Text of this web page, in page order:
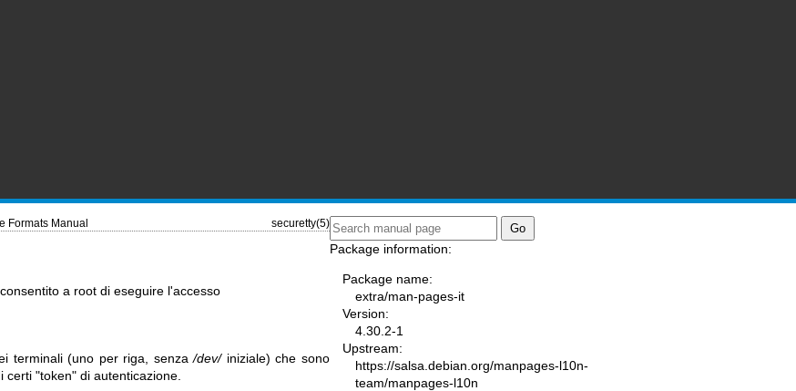
Formats Manual securetty(5)
a root di eseguire l'accesso
terminali (uno per riga, senza/dev/iniziale) che sono
"token" di autenticazione.
Package information:
Package name:
extra/man-pages-it
Version:
4.30.2-1
Upstream:
https://salsa.debian.org/manpages-l10n-
team/manpages-l10n